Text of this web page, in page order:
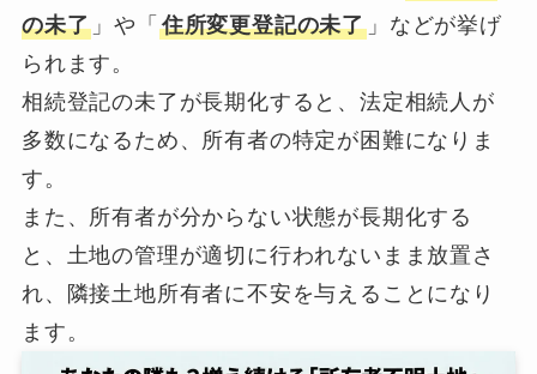
の未了 」や「 住所変更登記の未了 」などが挙げ
られます。
相続登記の未了が長期化すると、法定相続人が
多数になるため、所有者の特定が困難になりま
す。
また、所有者が分からない状態が長期化する
と、土地の管理が適切に行われないまま放置さ
れ、隣接土地所有者に不安を与えることになり
ます。